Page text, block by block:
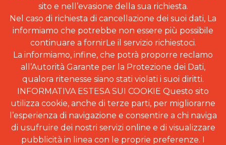
sito e nell’evasione della sua richiesta.
Nel caso di richiesta di cancellazione dei suoi dati, La
informiamo che potrebbe non essere più possibile
continuare a fornirLe il servizio richiestoci.
La informiamo, infine, che potrà proporre reclamo
all’Autorità Garante per la Protezione dei Dati,
qualora ritenesse siano stati violati i suoi diritti.
INFORMATIVA ESTESA SUI COOKIE Questo sito
utilizza cookie, anche di terze parti, per migliorarne
l’esperienza di navigazione e consentire a chi naviga
di usufruire dei nostri servizi online e di visualizzare
pubblicità in linea con le proprie preferenze. I